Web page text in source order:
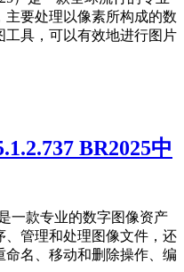
主要处理以像素所构成的数
具，可以有效地进行图片
BR2025中
一款专业的数字图像资产
管理和处理图像文件，还
名、移动和删除操作、编